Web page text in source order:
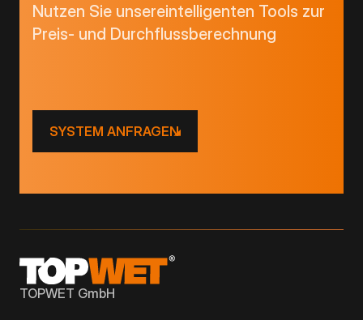
Nutzen Sie unsereintelligenten Tools zur
Preis- und Durchflussberechnung
SYSTEM ANFRAGEN
TOPWET GmbH